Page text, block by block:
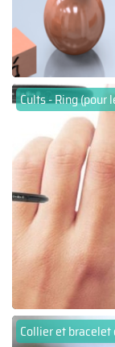
Cults - Ring (pour
Collier et